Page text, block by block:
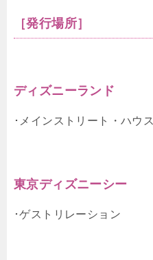
［発行場所］
ディズニーランド
･メインストリート・ハウス
東京ディズニーシー
･ゲストリレーション